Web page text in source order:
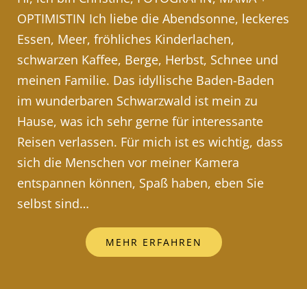
OPTIMISTIN Ich liebe die Abendsonne, leckeres
Essen, Meer, fröhliches Kinderlachen,
schwarzen Kaffee, Berge, Herbst, Schnee und
meinen Familie. Das idyllische Baden-Baden
im wunderbaren Schwarzwald ist mein zu
Hause, was ich sehr gerne für interessante
Reisen verlassen. Für mich ist es wichtig, dass
sich die Menschen vor meiner Kamera
entspannen können, Spaß haben, eben Sie
selbst sind…
MEHR ERFAHREN